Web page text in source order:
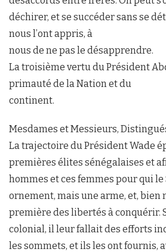
déchirer, et se succéder sans se
nous l’ont appris, à
nous de ne pas le désapprendre.
La troisième vertu du Président
primauté de la Nation et du
continent.
Mesdames et Messieurs,
La trajectoire du Président Wade
premières élites sénégalaises et
hommes et ces femmes pour qui le
ornement, mais une arme, et, bien
première des libertés à conquérir.
colonial, il leur fallait des efforts
les sommets, et ils les ont fournis,